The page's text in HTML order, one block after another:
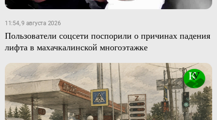
11:54, 9 августа 2026
Пользователи соцсети поспорили о причинах падения
лифта в махачкалинской многоэтажке